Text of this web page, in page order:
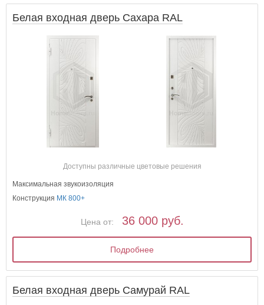
Белая входная дверь Сахара RAL
Доступны различные цветовые решения
Максимальная звукоизоляция
Конструкция МК 800+
Цена от: 36 000 руб.
Подробнее
Белая входная дверь Самурай RAL